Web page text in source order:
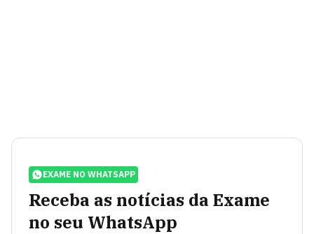
EXAME NO WHATSAPP
Receba as notícias da Exame
no seu WhatsApp